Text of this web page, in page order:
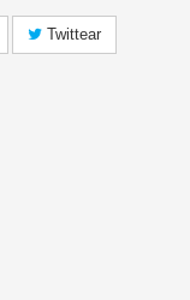
Twittear